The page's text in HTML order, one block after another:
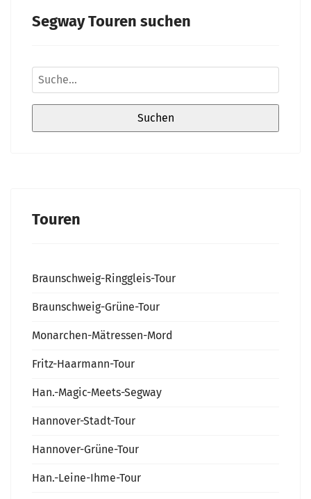
Segway Touren suchen
Touren
Braunschweig-Ringgleis-Tour
Braunschweig-Grüne-Tour
Monarchen-Mätressen-Mord
Fritz-Haarmann-Tour
Han.-Magic-Meets-Segway
Hannover-Stadt-Tour
Hannover-Grüne-Tour
Han.-Leine-Ihme-Tour